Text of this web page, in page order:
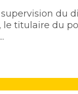
supervision du
titulaire du